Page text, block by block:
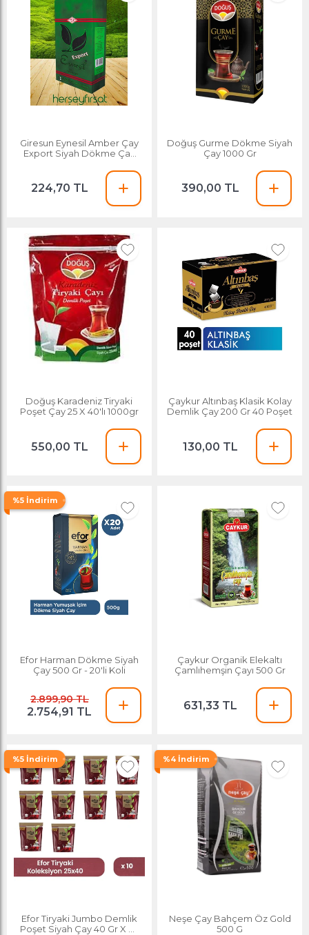
Giresun Eynesil Amber Çay
Export Siyah Dökme Çay
224,70 TL
Doğuş Gurme Dökme Siyah
Çay 1000 Gr
390,00 TL
Doğuş Karadeniz Tiryaki
Poşet Çay 25 X 40'lı 1000gr
550,00 TL
Çaykur Altınbaş Klasik Kolay
Demlik Çay 200 Gr 40 Poşet
130,00 TL
%5 İndirim
Efor Harman Dökme Siyah
Çay 500 Gr - 20'li Koli
2.899,90 TL
2.754,91 TL
Çaykur Organik Elekaltı
Çamlıhemşin Çayı 500 Gr
631,33 TL
%5 İndirim
Efor Tiryaki Jumbo Demlik
Poşet Siyah Çay 40 Gr X 25
%4 İndirim
Neşe Çay Bahçem Öz Gold
500 G